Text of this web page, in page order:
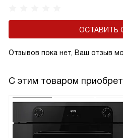
ОСТАВИТЬ
Отзывов пока нет, Ваш отзыв
С этим товаром